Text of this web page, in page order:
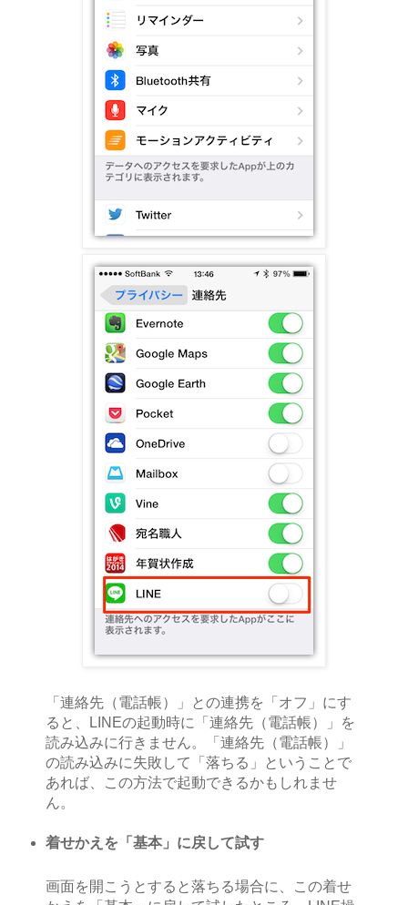
「連絡先（電話帳）」との連携を「オフ」にす
ると、LINEの起動時に「連絡先（電話帳）」を
読み込みに行きません。「連絡先（電話帳）」
の読み込みに失敗して「落ちる」ということで
あれば、この方法で起動できるかもしれませ
ん。
着せかえを「基本」に戻して試す
画面を開こうとすると落ちる場合に、この着せ